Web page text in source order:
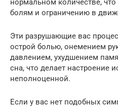
болям и ограничению в
Эти разрушающие вас
острой болью, онемением
давлением, ухудшением
сна, что делает настроение
неполноценной.
Если у вас нет подобных